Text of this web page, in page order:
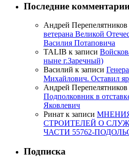
Последние
Андрей Перепелятников
ветерана Великой
Василия Потаповича
TALIB к записи
ныне г.Заречный)
Василий к записи
Михайлович. Оставил
Андрей Перепелятников
Подполковник в
Яковлевич
Ринат к записи
СТРОИТЕЛЕЙ О
ЧАСТИ 55762-
Подписка